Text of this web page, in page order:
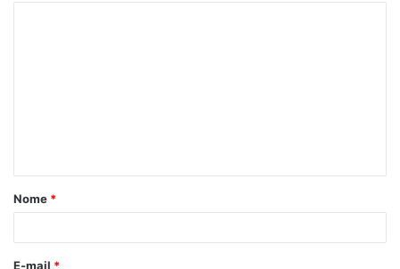
á
r
Nome *
E-mail *